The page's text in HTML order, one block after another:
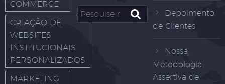
COMMERCE
CRIAÇÃO DE
WEBSITES
INSTITUCIONAIS
PERSONALIZADOS
MARKETING
Depoimento
de Clientes
Nossa
Metodologia
Assertiva de